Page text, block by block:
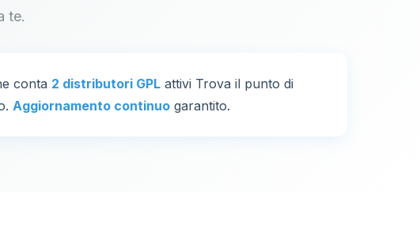
te.
conta 2 distributori GPL attivi Trova il punto di
Aggiornamento continuo garantito.